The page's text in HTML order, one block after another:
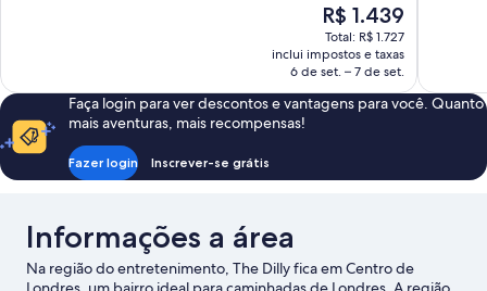
O
preço
é
de
R$ 1.439
R$ 1.439
Total: R$ 1.727
inclui impostos e taxas
6 de set. – 7 de set.
Faça login para ver descontos e vantagens para você. Quanto
mais aventuras, mais recompensas!
Fazer login Inscrever-se grátis
Informações a área
Na região do entretenimento, The Dilly fica em Centro de